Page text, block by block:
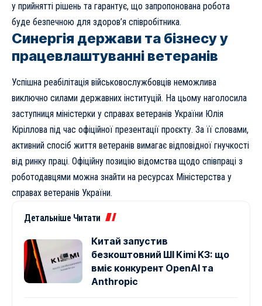
у прийнятті рішень та гарантує, що запропонована робота
буде безпечною для здоров’я співробітника.
Синергія держави та бізнесу у
працевлаштуванні ветеранів
Успішна реабілітація військовослужбовців неможлива
виключно силами державних інституцій. На цьому наголосила
заступниця міністерки у справах ветеранів України Юлія
Кіріллова під час офіційної презентації проєкту. За її словами,
активний спосіб життя ветеранів вимагає відповідної гнучкості
від ринку праці. Офіційну позицію відомства щодо співпраці з
роботодавцями можна знайти на ресурсах Міністерства у
справах ветеранів України.
Детальніше Читати
Китай запустив
безкоштовний ШІ Kimi K3: що
вміє конкурент OpenAI та
Anthropic